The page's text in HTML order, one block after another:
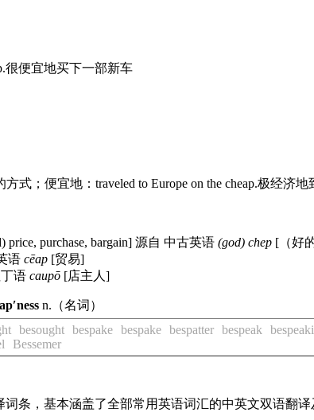
很便宜地买下一部新车
方式；便宜地： traveled to Europe on the cheap.极经济地
price, purchase, bargain] 源自 中古英语 (god) chep [（好
语 cēap [贸易]
语 caupō [店主人]
n. （名词）
besought bespake bespake bespatter bespeak
Bessemer
条，基本涵盖了全部常用英语词汇的中英文双语翻译